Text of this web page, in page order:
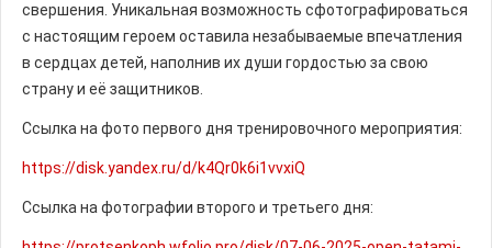
свершения. Уникальная возможность сфотографироваться
с настоящим героем оставила незабываемые впечатления
в сердцах детей, наполнив их души гордостью за свою
страну и её защитников.
Ссылка на фото первого дня тренировочного мероприятия:
https://disk.yandex.ru/d/k4Qr0k6i1vvxiQ
Ссылка на фотографии второго и третьего дня: